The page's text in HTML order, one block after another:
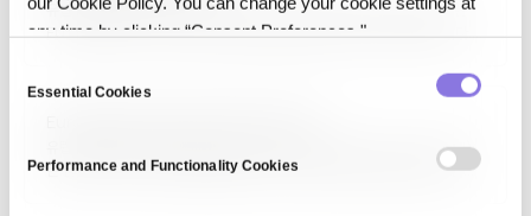
any time by clicking “Consent Preferences."
Essential Cookies
Performance and Functionality Cookies
유럽 데이터 포털(European Data Portal, 현 data.europa.eu)은
EU 회원국과 EU 기관의 공개 데이터를 통합 제공하는 단일 접속점입니다.
연구·기업 활용이 가능합니다. 오픈 데이터를 통한 투명성, 혁신, 경제 가치
창출이 목적입니다.
유럽 금융 데이터 기관(European Financial Data Institute, EFDI)
은 금융 시장 데이터의 품질·표준화·접근성 개선을 위해 설립된 유럽 차원의